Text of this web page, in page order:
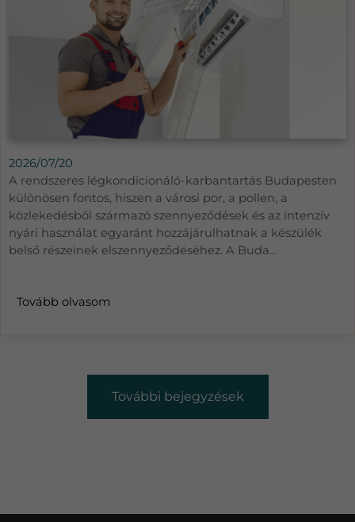
2026/07/20
A rendszeres légkondicionáló-karbantartás Budapesten
különösen fontos, hiszen a városi por, a pollen, a
közlekedésből származó szennyeződések és az intenzív
nyári használat egyaránt hozzájárulhatnak a készülék
belső részeinek elszennyeződéséhez. A Buda...
Tovább olvasom
További bejegyzések